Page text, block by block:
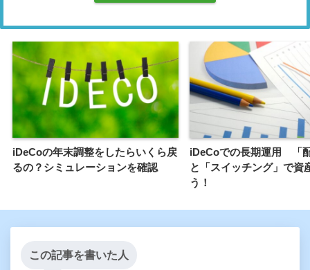
iDeCoの年末調整をしたらいくら戻
るの？シミュレーションを確認
iDeCoでの長期運用 「
と「スイッチング」で資
う！
この記事を書いた人